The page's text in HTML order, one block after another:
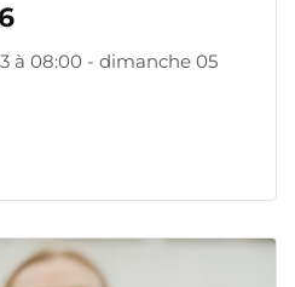
à 08:00 - dimanche 05